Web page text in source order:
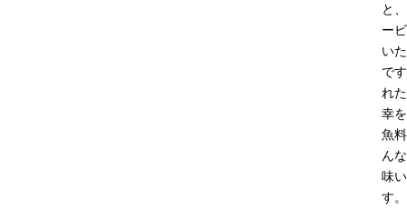
と
ー
い
で
れ
幸
魚
ん
味
す